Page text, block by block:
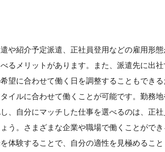
や紹介予定派遣、正社員登用などの雇用形
るメリットがあります。また、派遣先に出
望に合わせて働く日を調整することもでき
イルに合わせて働くことが可能です。勤務
、自分にマッチした仕事を選べるのは、正
う。さまざまな企業や職場で働くことがで
体験することで、自分の適性を見極めるこ